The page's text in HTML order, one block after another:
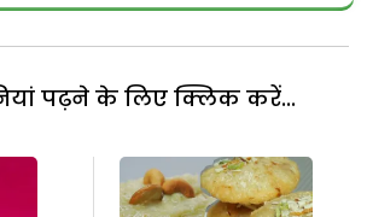
पढ़ने के लिए क्लिक करें...